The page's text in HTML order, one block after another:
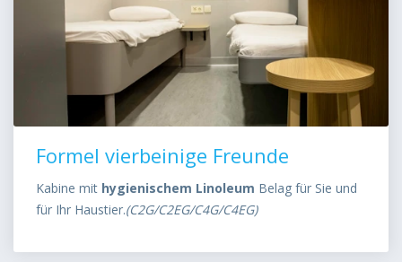
Formel vierbeinige Freunde
Kabine mit hygienischem Linoleum Belag für Sie und
für Ihr Haustier.(C2G/C2EG/C4G/C4EG)